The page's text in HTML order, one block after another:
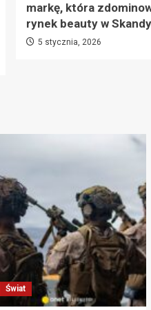
markę, która
rynek beauty w
5 stycznia, 2026
Świat